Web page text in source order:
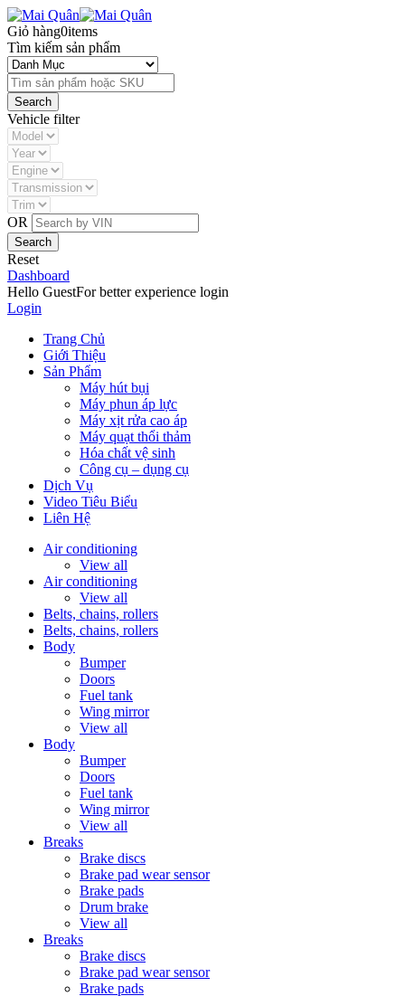
Giỏ hàng0items
Tìm kiếm sản phẩm
Vehicle filter
OR
Reset
Dashboard
Hello GuestFor better experience login
Login
Trang Chủ
Giới Thiệu
Sản Phẩm
Máy hút bụi
Máy phun áp lực
Máy xịt rửa cao áp
Máy quạt thổi thảm
Hóa chất vệ sinh
Công cụ – dụng cụ
Dịch Vụ
Video Tiêu Biểu
Liên Hệ
Air conditioning
View all
Air conditioning
View all
Belts, chains, rollers
Belts, chains, rollers
Body
Bumper
Doors
Fuel tank
Wing mirror
View all
Body
Bumper
Doors
Fuel tank
Wing mirror
View all
Breaks
Brake discs
Brake pad wear sensor
Brake pads
Drum brake
View all
Breaks
Brake discs
Brake pad wear sensor
Brake pads